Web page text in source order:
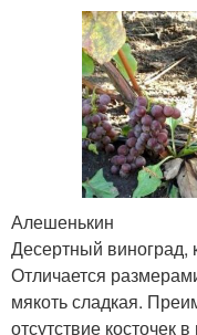
Алешенькин
Десертный виноград,
Отличается
мякоть сладкая.
отсутствие косточек